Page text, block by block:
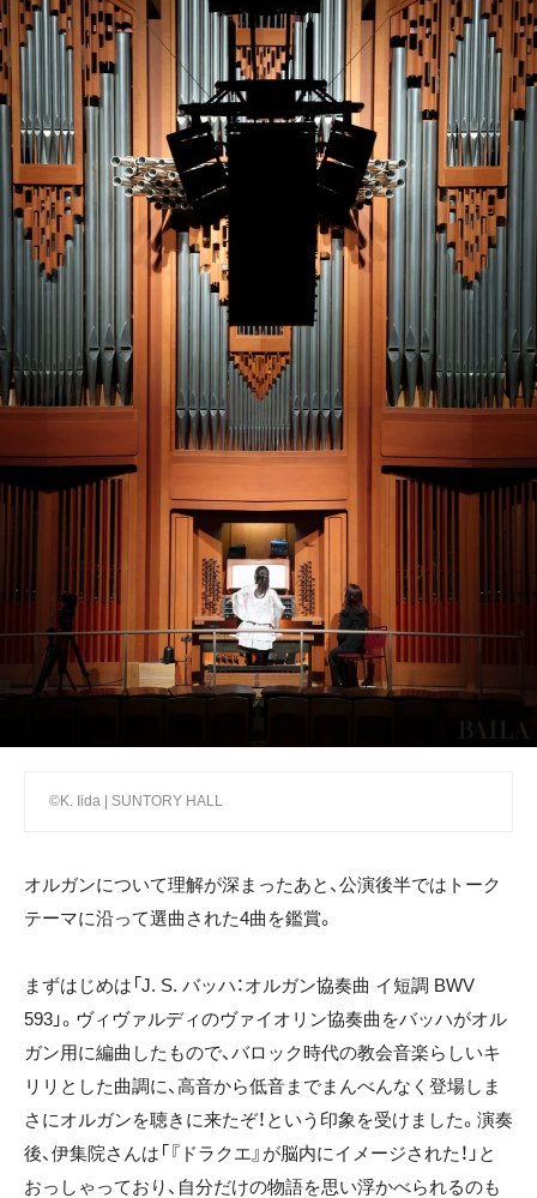
©K. Iida | SUNTORY HALL
オルガンについて理解が深まったあと、公演後半ではトーク
テーマに沿って選曲された4曲を鑑賞。
まずはじめは「J. S. バッハ：オルガン協奏曲 イ短調 BWV
593」。ヴィヴァルディのヴァイオリン協奏曲をバッハがオル
ガン用に編曲したもので、バロック時代の教会音楽らしいキ
リリとした曲調に、高音から低音までまんべんなく登場しま
さにオルガンを聴きに来たぞ！という印象を受けました。演奏
後、伊集院さんは「『ドラクエ』が脳内にイメージされた！」と
おっしゃっており、自分だけの物語を思い浮かべられるのも